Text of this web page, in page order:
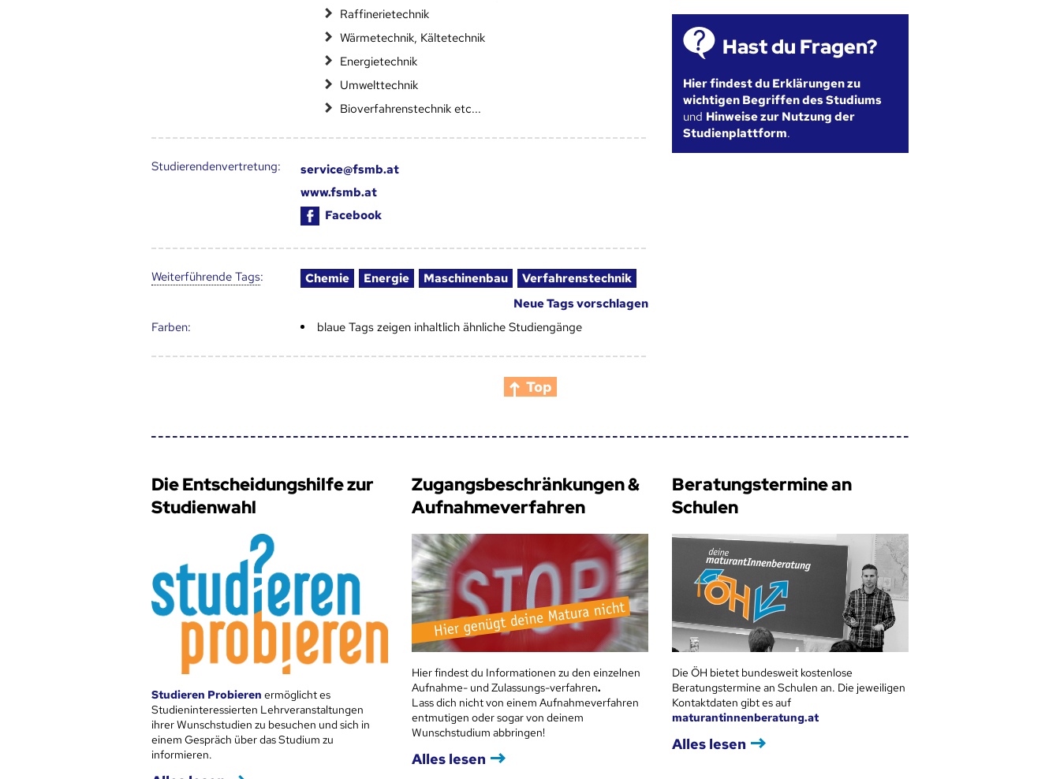
Raffinerietechnik
Wärmetechnik, Kältetechnik
Energietechnik
Umwelttechnik
Bioverfahrenstechnik etc...
Studierendenvertretung:
service@fsmb.at
www.fsmb.at
Facebook
Weiter­führende Tags: Chemie Energie Maschinenbau
Verfahrenstechnik
Neue Tags vorschlagen
Farben:
blaue Tags zeigen inhaltlich ähnliche Studiengänge
Hast du Fragen?
Hier findest du Erklärungen zu
wichtigen Begriffen des Studiums
und Hinweise zur Nutzung der
Studienplattform.
Top
Die Entscheidungshilfe zur
Studienwahl
Studieren Probieren ermöglicht es
Studieninteressierten Lehrveranstaltungen
ihrer Wunschstudien zu besuchen und sich in
einem Gespräch über das Studium zu
informieren.
Zugangsbeschränkungen &
Aufnahmeverfahren
Hier findest du Informationen zu den einzelnen
Aufnahme- und Zulassungs-verfahren.
Lass dich nicht von einem Aufnahmeverfahren
entmutigen oder sogar von deinem
Wunschstudium abbringen!
Alles lesen
Beratungstermine an
Schulen
Die ÖH bietet bundesweit kostenlose
Beratungstermine an Schulen an. Die jeweiligen
Kontaktdaten gibt es auf
maturantinnenberatung.at
Alles lesen